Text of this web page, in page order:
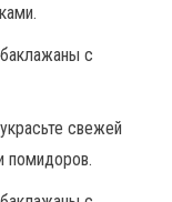
свежей
помидоров.